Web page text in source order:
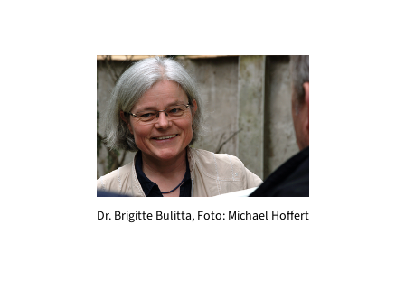
Dr. Brigitte Bulitta, Foto: Michael Hoffert